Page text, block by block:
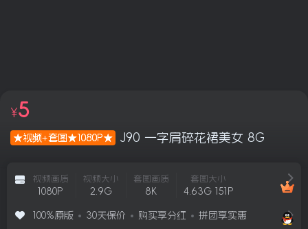
★视频+套图★1080P★ J90 一字肩碎花裙美女 8G
¥5
视频画质
1080P
视频大小
2.9G
套图画质
8K
套图大小
4.63G 151P
100%原版 30天保价 购买享分红 拼团享实惠